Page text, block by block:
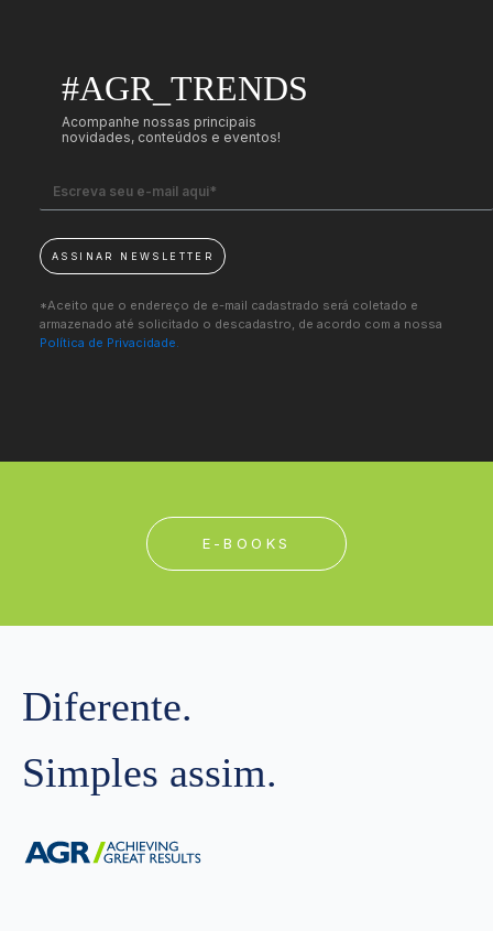
#AGR_TRENDS
Acompanhe nossas principais
novidades, conteúdos e eventos!
ASSINAR NEWSLETTER
*Aceito que o endereço de e-mail cadastrado será coletado e
armazenado até solicitado o descadastro, de acordo com a nossa
Política de Privacidade.
E-BOOKS
Diferente.
Simples assim.